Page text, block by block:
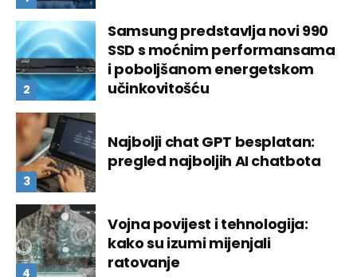
Samsung predstavlja novi 990
SSD s moćnim performansama
i poboljšanom energetskom
učinkovitošću
Najbolji chat GPT besplatan:
pregled najboljih AI chatbota
Vojna povijest i tehnologija:
kako su izumi mijenjali
ratovanje